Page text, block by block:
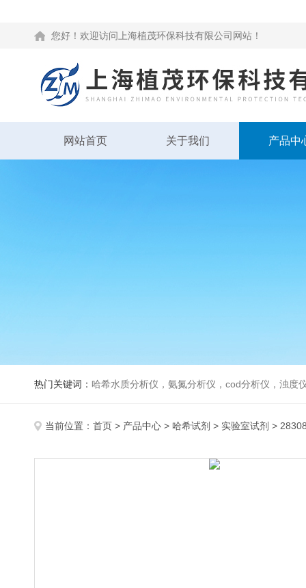
您好！欢迎访问上海植茂环保科技有限公司网站！
网站首页 关于我们 产品中
热门关键词： 哈希水质分析仪，氨氮分析仪，cod分析仪，浊度
当前位置： 首页 > 产品中心 > 哈希试剂 > 实验室试剂 >